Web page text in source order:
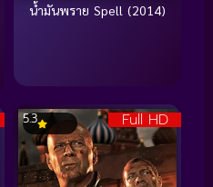
น้ำมันพราย Spell (2014)
Full HD
5.3